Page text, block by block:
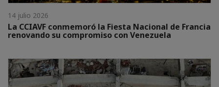
14 julio 2026
La CCIAVF conmemoró la Fiesta Nacional de Francia
renovando su compromiso con Venezuela